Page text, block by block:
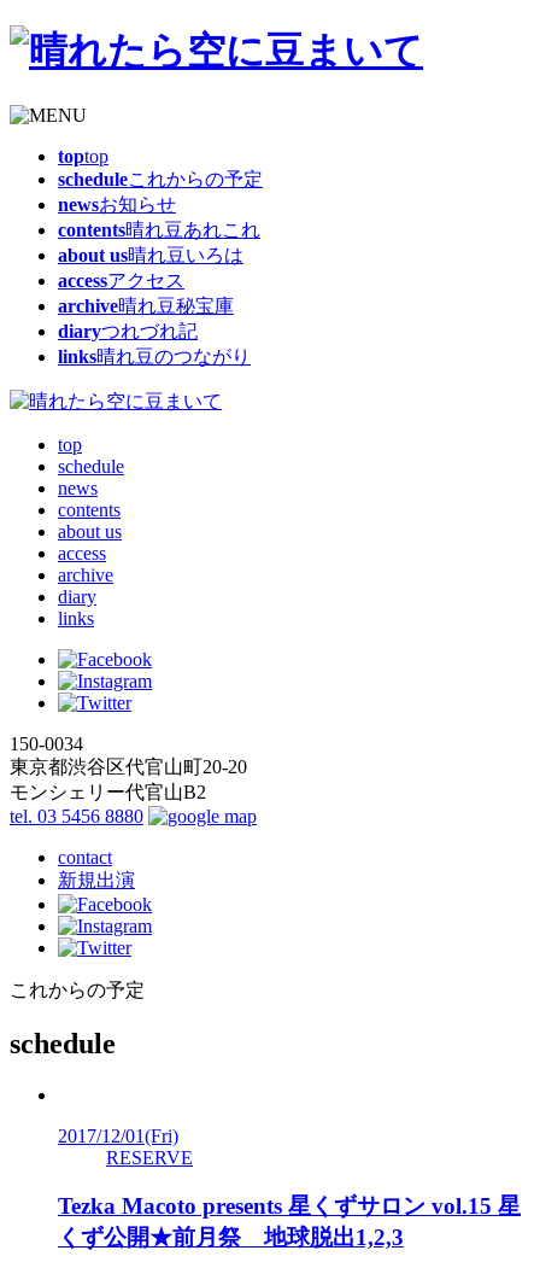
toptop
scheduleこれからの予定
newsお知らせ
contents晴れ豆あれこれ
about us晴れ豆いろは
accessアクセス
archive晴れ豆秘宝庫
diaryつれづれ記
links晴れ豆のつながり
top
schedule
news
contents
about us
access
archive
diary
links
150-0034
東京都渋谷区代官山町20-20
モンシェリー代官山B2
tel. 03 5456 8880
contact
新規出演
これからの予定
schedule
2017/12/01(Fri)
RESERVE
Tezka Macoto presents 星くずサロン vol.15 星
くず公開★前月祭 地球脱出1,2,3